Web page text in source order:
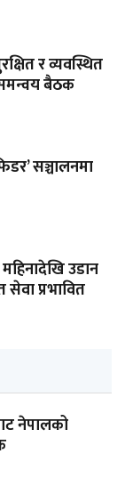
र व्यवस्थित
समन्वय बैठक
सञ्चालनमा
उडान
प्रभावित
नेपालको